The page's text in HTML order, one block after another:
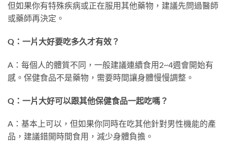
但如果你有特殊疾病或正在服用其他藥物，建議先問過醫師
或藥師再決定。
Q：一片大好要吃多久才有效？
A：每個人的體質不同，一般建議連續食用2~4週會開始有
感。保健食品不是藥物，需要時間讓身體慢慢調整。
Q：一片大好可以跟其他保健食品一起吃嗎？
A：基本上可以，但如果你同時在吃其他針對男性機能的產
品，建議錯開時間食用，減少身體負擔。